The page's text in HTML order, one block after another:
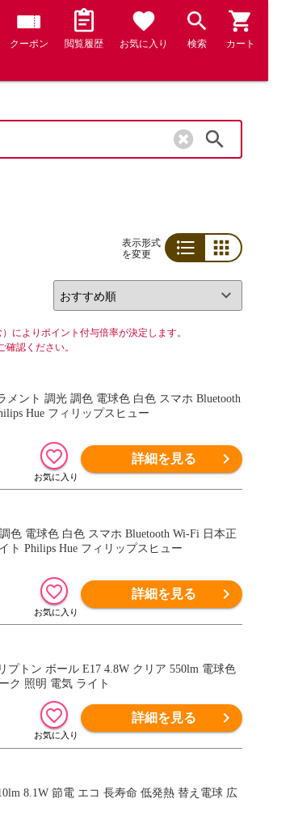
クーポン 閲覧履歴 お気に入り 検索 カート
表示形式
を変更
によりポイント付与倍率が決定します。
認ください。
メント 調光 調色 電球色 白色 スマホ Bluetooth
Hue フィリップスヒュー
詳細を見る
色 電球色 白色 スマホ Bluetooth Wi-Fi 日本正
ト Philips Hue フィリップスヒュー
詳細を見る
トン ボール E17 4.8W クリア 550lm 電球色
ク 照明 電気 ライト
詳細を見る
8.1W 節電 エコ 長寿命 低発熱 替え電球 広